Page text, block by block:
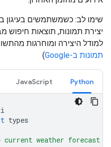
יצירת תמונות, תוצאות חיפוש
למודל היצירה ומוחרגות
תמונות ב-Google
)
Python
JavaScript
types
weather forecast